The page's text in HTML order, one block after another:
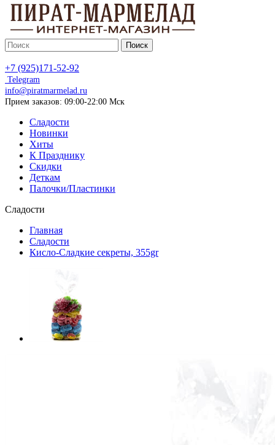
Поиск
+7 (925)171-52-92
Telegram
info@piratmarmelad.ru
Прием заказов: 09:00-22:00 Мск
Сладости
Новинки
Хиты
К Празднику
Скидки
Деткам
Палочки/Пластинки
Сладости
Главная
Сладости
Кисло-Сладкие секреты, 355gr